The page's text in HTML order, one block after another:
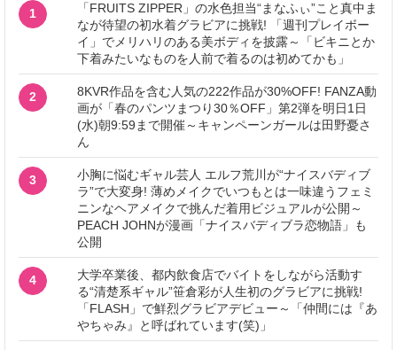
1
「FRUITS ZIPPER」の水色担当“まなふぃ”こと真中ま
なが待望の初水着グラビアに挑戦! 「週刊プレイボー
イ」でメリハリのある美ボディを披露～「ビキニとか
下着みたいなものを人前で着るのは初めてかも」
2
8KVR作品を含む人気の222作品が30%OFF! FANZA動
画が「春のパンツまつり30％OFF」第2弾を明日1日
(水)朝9:59まで開催～キャンペーンガールは田野憂さ
ん
3
小胸に悩むギャル芸人 エルフ荒川が“ナイスバディブ
ラ”で大変身! 薄めメイクでいつもとは一味違うフェミ
ニンなヘアメイクで挑んだ着用ビジュアルが公開～
PEACH JOHNが漫画「ナイスバディブラ恋物語」も
公開
4
大学卒業後、都内飲食店でバイトをしながら活動す
る“清楚系ギャル”笹倉彩が人生初のグラビアに挑戦!
「FLASH」で鮮烈グラビアデビュー～「仲間には『あ
やちゃみ』と呼ばれています(笑)」